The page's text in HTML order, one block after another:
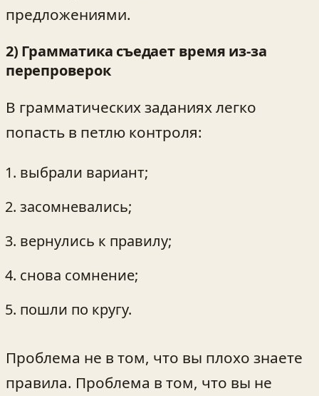
предложениями.
2) Грамматика съедает время из‑за
перепроверок
В грамматических заданиях легко
попасть в петлю контроля:
выбрали вариант;
засомневались;
вернулись к правилу;
снова сомнение;
пошли по кругу.
Проблема не в том, что вы плохо знаете
правила. Проблема в том, что вы не